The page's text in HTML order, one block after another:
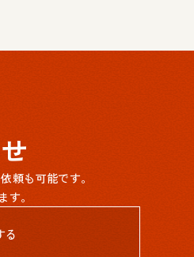
頼も可能です。
す。
る